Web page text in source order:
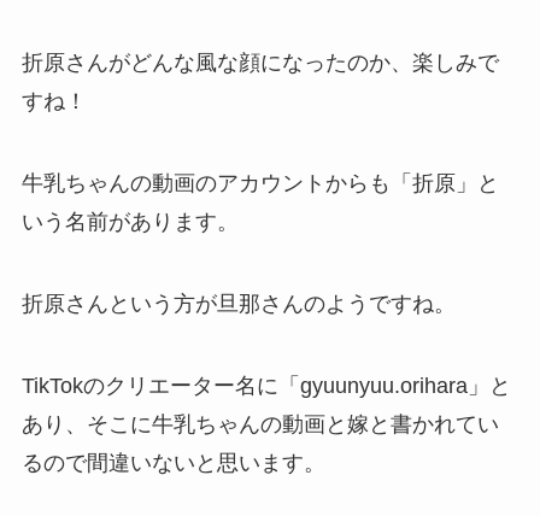
折原さんがどんな風な顔になったのか、楽しみで
すね！
牛乳ちゃんの動画のアカウントからも「折原」と
いう名前があります。
折原さんという方が旦那さんのようですね。
TikTokのクリエーター名に「gyuunyuu.orihara」と
あり、そこに牛乳ちゃんの動画と嫁と書かれてい
るので間違いないと思います。